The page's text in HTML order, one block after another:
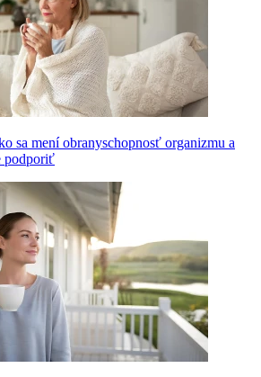
sa mení obranyschopnosť organizmu a
podporiť